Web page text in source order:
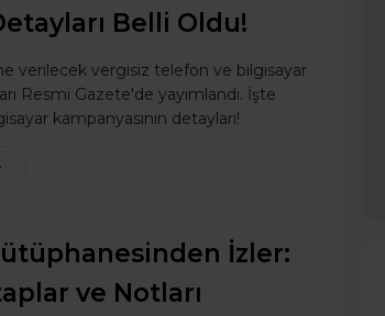
Belli Oldu!
verilecek vergisiz telefon ve bilgisayar
Resmi Gazete'de yayımlandı. İşte
kampanyasının detayları!
İzler:
ve Notları